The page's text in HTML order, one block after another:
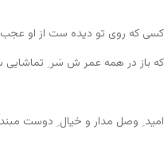
کسی که روی تو دیده ست از او عجب
که باز در همه عمر ش سَر
امید ِ وصل مدار و خیال ِ دوست مبند